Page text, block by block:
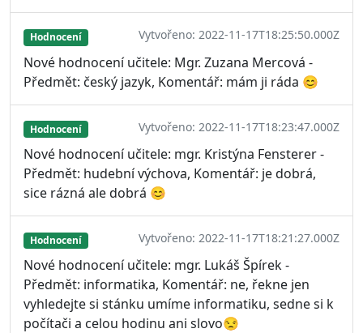
Hodnocení Vytvořeno: 2022-11-17T18:25:50.000Z
Nové hodnocení učitele: Mgr. Zuzana Mercová -
Předmět: český jazyk, Komentář: mám ji ráda 😊
Hodnocení Vytvořeno: 2022-11-17T18:23:47.000Z
Nové hodnocení učitele: mgr. Kristýna Fensterer -
Předmět: hudební výchova, Komentář: je dobrá,
sice rázná ale dobrá 😊
Hodnocení Vytvořeno: 2022-11-17T18:21:27.000Z
Nové hodnocení učitele: mgr. Lukáš Špírek -
Předmět: informatika, Komentář: ne, řekne jen
vyhledejte si stánku umíme informatiku, sedne si k
počítači a celou hodinu ani slovo😒